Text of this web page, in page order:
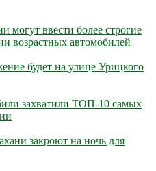
могут ввести более строгие
возрастных автомобилей
будет на улице Урицкого
захватили ТОП-10 самых
закроют на ночь для